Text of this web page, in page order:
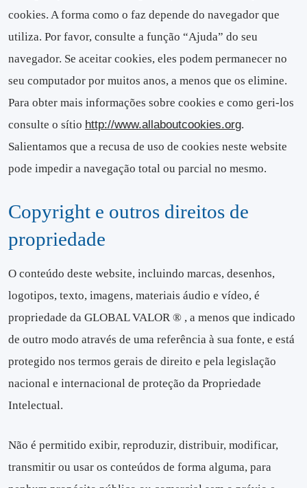
cookies. A forma como o faz depende do navegador que
utiliza. Por favor, consulte a função “Ajuda” do seu
navegador. Se aceitar cookies, eles podem permanecer no
seu computador por muitos anos, a menos que os elimine.
Para obter mais informações sobre cookies e como geri-los
consulte o sítio http://www.allaboutcookies.org.
Salientamos que a recusa de uso de cookies neste website
pode impedir a navegação total ou parcial no mesmo.
Copyright e outros direitos de
propriedade
O conteúdo deste website, incluindo marcas, desenhos,
logotipos, texto, imagens, materiais áudio e vídeo, é
propriedade da GLOBAL VALOR ® , a menos que indicado
de outro modo através de uma referência à sua fonte, e está
protegido nos termos gerais de direito e pela legislação
nacional e internacional de proteção da Propriedade
Intelectual.
Não é permitido exibir, reproduzir, distribuir, modificar,
transmitir ou usar os conteúdos de forma alguma, para